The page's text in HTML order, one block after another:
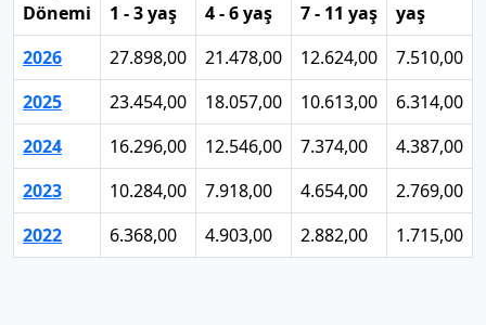
Dönemi
1 - 3 yaş 4 - 6 yaş 7 - 11 yaş
yaş
2026
27.898,00 21.478,00 12.624,00 7.510,00
2025
23.454,00 18.057,00 10.613,00 6.314,00
2024
16.296,00 12.546,00 7.374,00 4.387,00
2023
10.284,00 7.918,00 4.654,00 2.769,00
2022
6.368,00 4.903,00 2.882,00 1.715,00